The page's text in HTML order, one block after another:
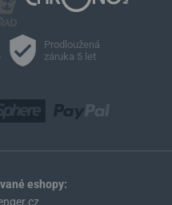
Prodloužená
záruka 5 let
eshopy: